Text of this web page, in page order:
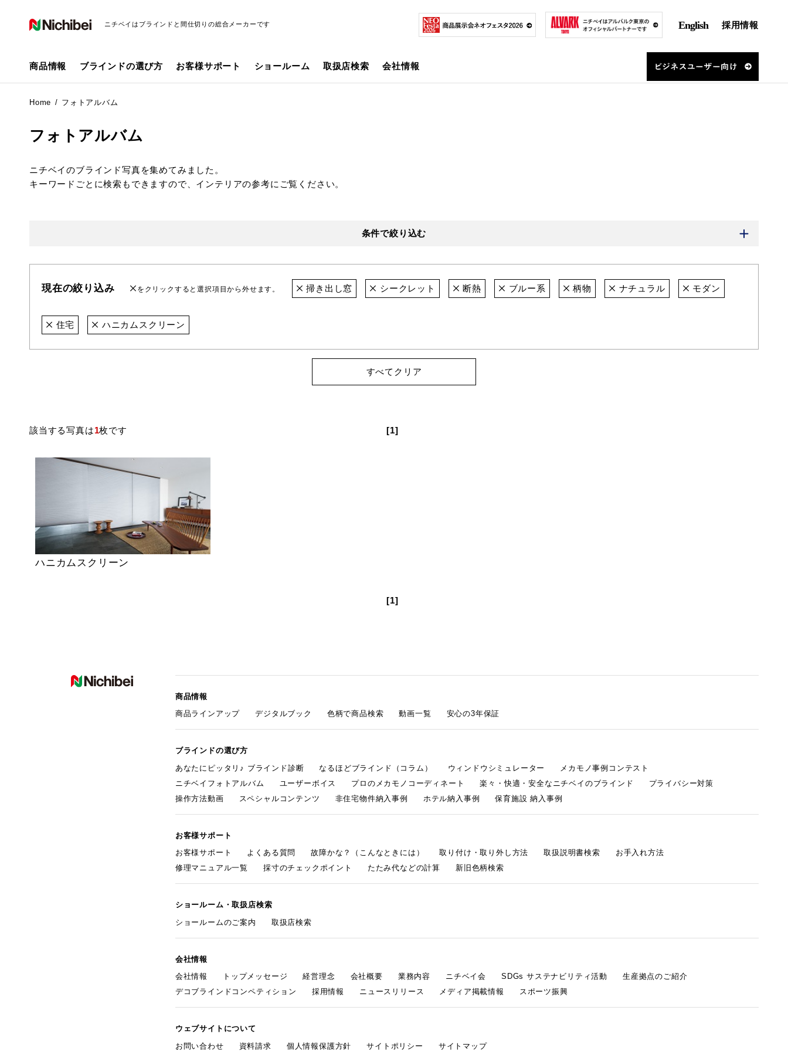
ニチベイはブラインドと間仕切りの総合メーカーです English 採用情報
商品情報 ブラインドの選び方 お客様サポート ショールーム 取扱店検索 会社情報
Home フォトアルバム
フォトアルバム
ニチベイのブラインド写真を集めてみました。
キーワードごとに検索もできますので、インテリアの参考にご覧ください。
条件で絞り込む
現在の絞り込み をクリックすると選択項目から外せます。 掃き出し窓 シークレット 断熱 ブルー系 柄物 ナチュラル モダン
住宅 ハニカムスクリーン
すべてクリア
該当する写真は1枚です [1]
ハニカムスクリーン
[1]
商品情報
商品ラインアップ
デジタルブック 色柄で商品検索 動画一覧 安心の3年保証
ブラインドの選び方
あなたにピッタリ♪ ブラインド診断
なるほどブラインド（コラム） ウィンドウシミュレーター
メカモノ事例コンテスト
ニチベイフォトアルバム
ユーザーボイス プロのメカモノコーディネート 楽々・快適・安全なニチベイのブラインド
プライバシー対策
操作方法動画
スペシャルコンテンツ 非住宅物件納入事例 ホテル納入事例 保育施設 納入事例
お客様サポート
お客様サポート
よくある質問 故障かな？（こんなときには） 取り付け・取り外し方法 取扱説明書検索
お手入れ方法
修理マニュアル一覧
採寸のチェックポイント たたみ代などの計算 新旧色柄検索
ショールーム・取扱店検索
ショールームのご案内
取扱店検索
会社情報
会社情報
トップメッセージ 経営理念 会社概要 業務内容 ニチベイ会 SDGs サステナビリティ活動
生産拠点のご紹介
デコブラインドコンペティション
採用情報 ニュースリリース メディア掲載情報 スポーツ振興
ウェブサイトについて
お問い合わせ
資料請求 個人情報保護方針 サイトポリシー サイトマップ